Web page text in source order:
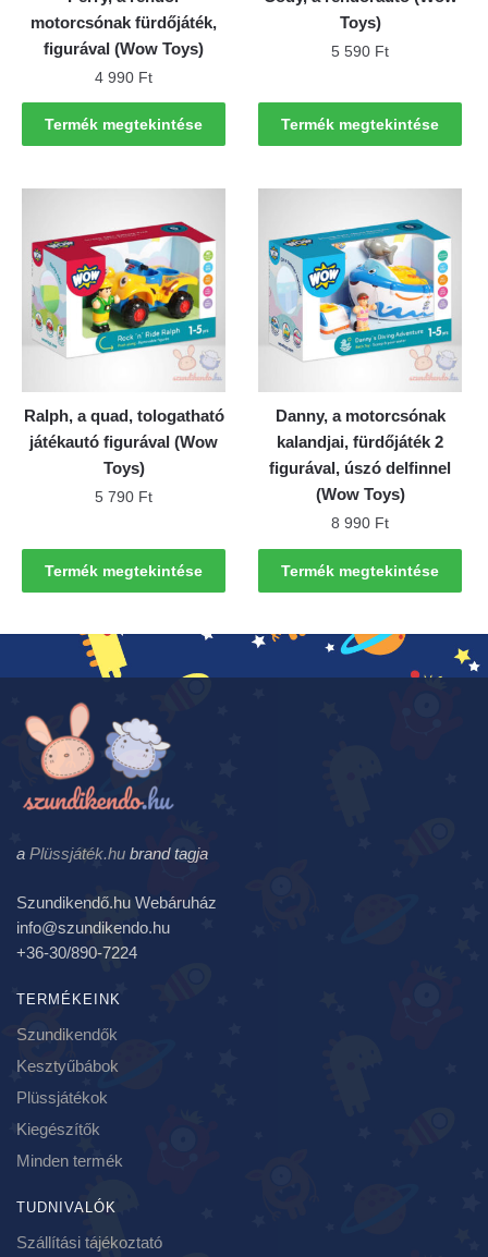
motorcsónak fürdőjáték,
figurával (Wow Toys)
4 990 Ft
Termék megtekintése
Toys)
5 590 Ft
Termék megtekintése
Ralph, a quad, tologatható
játékautó figurával (Wow
Toys)
5 790 Ft
Termék megtekintése
Danny, a motorcsónak
kalandjai, fürdőjáték 2
figurával, úszó delfinnel
(Wow Toys)
8 990 Ft
Termék megtekintése
a Plüssjáték.hu brand tagja
Szundikendő.hu Webáruház
info@szundikendo.hu
+36-30/890-7224
TERMÉKEINK
Szundikendők
Kesztyűbábok
Plüssjátékok
Kiegészítők
Minden termék
TUDNIVALÓK
Szállítási tájékoztató